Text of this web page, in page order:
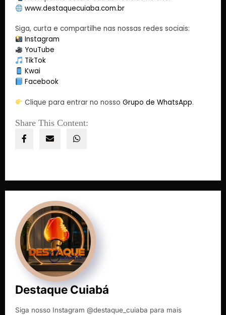
www.destaquecuiaba.com.br
Siga, curta e compartilhe nas nossas redes sociais:
Instagram
YouTube
TikTok
Kwai
Facebook
Clique para entrar no nossoGrupo de WhatsApp.
Share This Content:
Destaque Cuiabá
Siga nosso Instagram @destaque_cuiaba para mais